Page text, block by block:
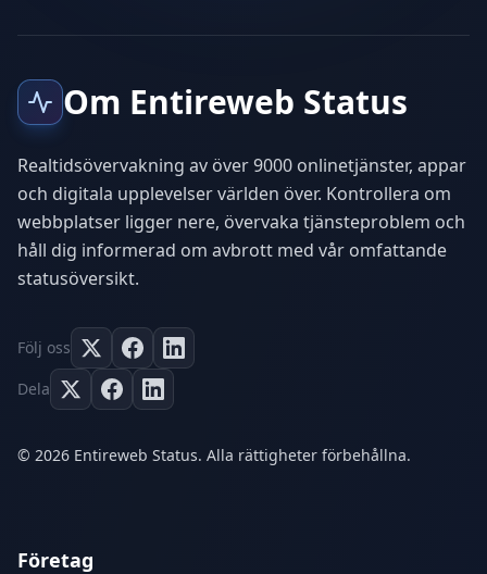
Om Entireweb Status
Realtidsövervakning av över 9000 onlinetjänster, appar
och digitala upplevelser världen över. Kontrollera om
webbplatser ligger nere, övervaka tjänsteproblem och
håll dig informerad om avbrott med vår omfattande
statusöversikt.
Följ oss
Dela
© 2026 Entireweb Status. Alla rättigheter förbehållna.
Företag